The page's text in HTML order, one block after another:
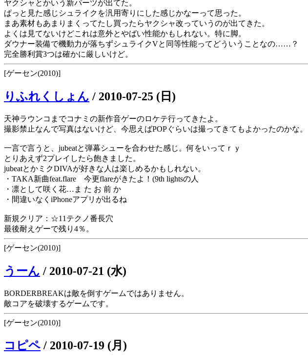
ヤクシャとかいう新パーツが出てた。
ぱっと見た感じシュライクを汎用寄りにした感じかなーって思った。
まあ素材もあまりまくってたし買ったらヤクシャ改っていうのが出てきた。
よくは見てないけどこれは意外とやばい性能かもしれない。特に脚。
ダウナー装備で機動力が落ちずシュライクVと同等性能ってどういうことなの……？
完全勝利賞3つは確かに厳しいけど。
[ゲーセン(2010)]
りふれくしょん / 2010-07-25 (日)
天神ラウンコまでコナミの新作音ゲーのロケテ行ってきたよ。
撮影禁止なんで写真はないけど、今思えばPOPぐらいは撮ってきてもよかったのかな。
一言で言うと、jubeatと弾幕シューを合わせた感じ。何をいってｒｙ
とりあえず2プレイしたら飽きました。
jubeatとかミクDIVAが好きな人は楽しめるかもしれない。
・TAKA新曲feat.flare 今更flareがきたよ！(9th lightsの人
・凛として咲く花…ま た お 前 か
・間違いなくiPhoneアプリが出るね
新規クリア：☆11テクノ番長穴
最後耐えゲーで残り4％。
[ゲーセン(2010)]
うーん / 2010-07-21 (水)
BORDERBREAKは敵を倒すゲームではありません。
敵コアを破壊するゲームです。
[ゲーセン(2010)]
コピペ / 2010-07-19 (月)